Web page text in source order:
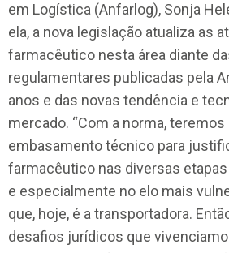
em Logística (Anfarlog), Sonja
ela, a nova legislação atualiza as
farmacêutico nesta área diante
regulamentares publicadas pela
anos e das novas tendência e
mercado. “Com a norma, teremos
embasamento técnico para
farmacêutico nas diversas
e especialmente no elo mais
que, hoje, é a transportadora.
desafios jurídicos que